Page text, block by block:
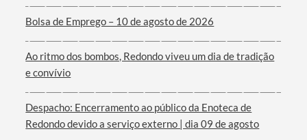
Termo de Pesquisa
Bolsa de Emprego – 10 de agosto de 2026
Ao ritmo dos bombos, Redondo viveu um dia de tradição
e convívio
Despacho: Encerramento ao público da Enoteca de
Redondo devido a serviço externo | dia 09 de agosto